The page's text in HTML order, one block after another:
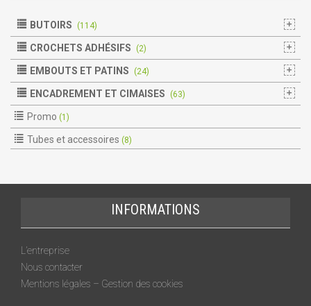
BUTOIRS (114)
CROCHETS ADHÉSIFS (2)
EMBOUTS ET PATINS (24)
ENCADREMENT ET CIMAISES (63)
Promo (1)
Tubes et accessoires (8)
INFORMATIONS
L’entreprise
Nous contacter
Mentions légales – Gestion des cookies